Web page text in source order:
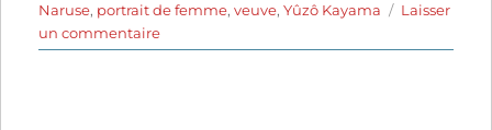
Naruse, portrait de femme,veuve,Yûzô Kayama
Laisser
un commentairesur
Tourments